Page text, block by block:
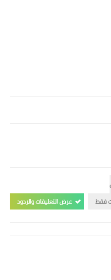
فقط
عرض التعليقات والردود